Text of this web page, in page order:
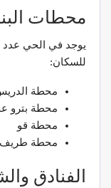
محطات
يوجد في الحي عدد
للسكان:
محطة
محطة بترو
محطة قو
محطة طريف
الفنادق